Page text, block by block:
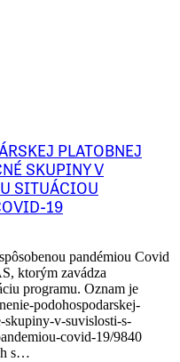
PLATOBNEJ
SKUPINY V
SITUÁCIOU
19
pandémiou Covid
ktorým zavádza
programu. Oznam je
podohospodarskej-
skupiny-v-suvislosti-s-
covid-19/9840
s…